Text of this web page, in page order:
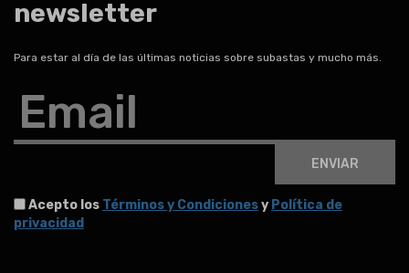
newsletter
Para estar al día de las últimas noticias sobre subastas y mucho más.
Email
ENVIAR
Acepto los Términos y Condicionesy Política de
privacidad